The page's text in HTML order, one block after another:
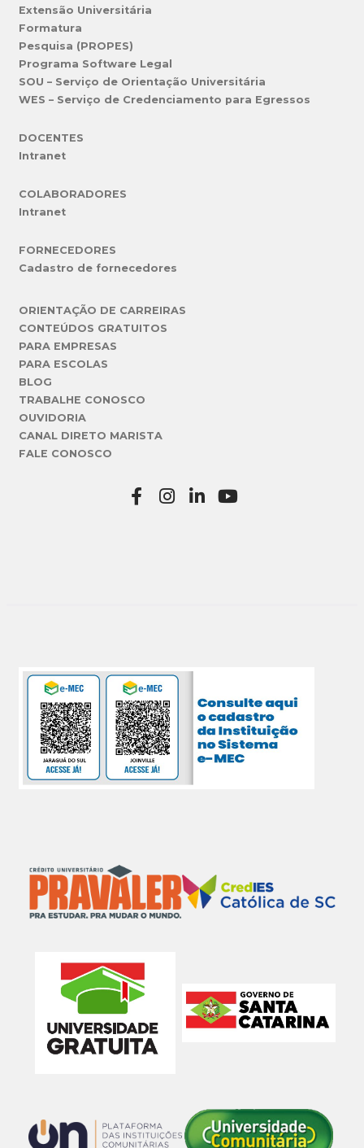
Extensão Universitária
Formatura
Pesquisa (PROPES)
Programa Software Legal
SOU – Serviço de Orientação Universitária
WES – Serviço de Credenciamento para Egressos
DOCENTES
Intranet
COLABORADORES
Intranet
FORNECEDORES
Cadastro de fornecedores
ORIENTAÇÃO DE CARREIRAS
CONTEÚDOS GRATUITOS
PARA EMPRESAS
PARA ESCOLAS
BLOG
TRABALHE CONOSCO
OUVIDORIA
CANAL DIRETO MARISTA
FALE CONOSCO